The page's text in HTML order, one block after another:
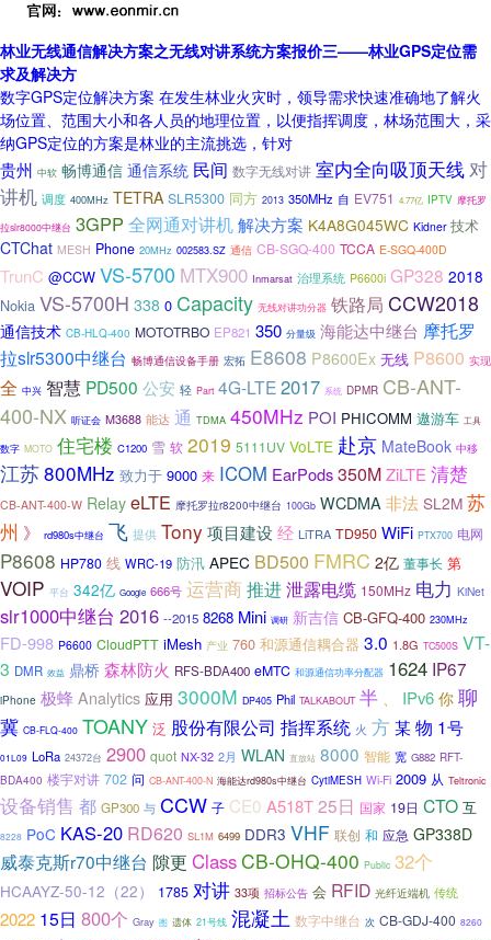
林业无线通信解决方案之无线对讲系统方案报价三——林业GPS定位需
求及解决方
数字GPS定位解决方案 在发生林业火灾时，领导需求快速准确地了解火
场位置、范围大小和各人员的地理位置，以便指挥调度，林场范围大，采
纳GPS定位的方案是林业的主流挑选，针对
贵州 中软 畅博通信 通信系统 民间 数字无线对讲 室内全向吸顶天线对
讲机 调度 400MHz TETRA SLR5300 同方 2013 350MHz 自 EV751 4.77亿 IPTV 摩托罗
拉slr8000中继台 3GPP 全网通对讲机解决方案 K4A8G045WC Kidner 技术
CTChat MESH Phone 20MHz 002583.SZ 通信 CB-SGQ-400 TCCA E-SGQ-400D
TrunC @CCW VS-5700 MTX900 Inmarsat 治理系统 P6600i GP328 2018
Nokia VS-5700H 338 0 Capacity 无线对讲功分器 铁路局 CCW2018
通信技术 CB-HLQ-400 MOTOTRBO EP821 350 分量级 海能达中继台 摩托罗
拉slr5300中继台 畅博通信设备手册 宏拓 E8608 P8600Ex 无线 P8600 实现
全 中兴 智慧 PD500 公安 轻 Part 4G-LTE2017 系统 DPMR CB-ANT-
400-NX 听证会 M3688 能达 通 TDMA 450MHz POI PHICOMM 遨游车 工具
数字 MOTO 住宅楼 C1200 雪 软 2019 5111UV VoLTE 赴京 MateBook 中移
江苏800MHz 致力于 9000 来 ICOM EarPods350MZiLTE 清楚
CB-ANT-400-W Relay eLTE 摩托罗拉r8200中继台 100Gb WCDMA 非法 SL2M 苏
州 》 rd980s中继台 飞 提供 Tony 项目建设经 LiTRA TD950 WiFi PTX700 电网
P8608 HP780 线 WRC-19 防汛 APEC BD500 FMRC 2亿 董事长 第
VOIP 平台 342亿 Google 666号 运营商 推进泄露电缆 150MHz 电力 KiNet
slr1000中继台 2016 --2015 8268 Mini 调研 新吉信 CB-GFQ-400 230MHz
FD-998 P6600 CloudPTT iMesh 产业 760 和源通信耦合器 3.0 1.8G TC500S VT-
3 DMR 效益 鼎桥 森林防火 RFS-BDA400 eMTC 和源通信功率分配器 1624 IP67
iPhone 极蜂 Analytics 应用 3000M DP405 Phil TALKABOUT 半 、 IPv6 你 聊
冀 CB-FLQ-400 TOANY 泛 股份有限公司 指挥系统 火 方某物 1号
01L09 LoRa 24372台 2900 quot NX-32 2月 WLAN 直放站 8000 智能 宽 G882 RFT-
BDA400 楼宇对讲 702 问 CB-ANT-400-N 海能达rd980s中继台 CytiMESH Wi-Fi 2009 从 Teltronic
设备销售 都 GP300 与 CCW 子 CE0 A518T25日 国家 19日 CTO 互
8228 PoC KAS-20 RD620 SL1M 6499 DDR3 VHF 联创 和 应急 GP338D
威泰克斯r70中继台 隙更 ClassCB-OHQ-400 Public 32个
HCAAYZ-50-12（22） 1785 对讲 33项 招标公告 会 RFID 光纤近端机 传统
2022 15日 800个 Gray 图 遗体 21号线 混凝土 数字中继台 次 CB-GDJ-400 8260